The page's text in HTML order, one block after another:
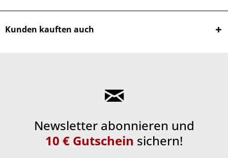
Kunden kauften auch
Newsletter abonnieren und
10 € Gutschein sichern!